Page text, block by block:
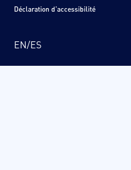
EN/ES
Déclaration d'accessibilité